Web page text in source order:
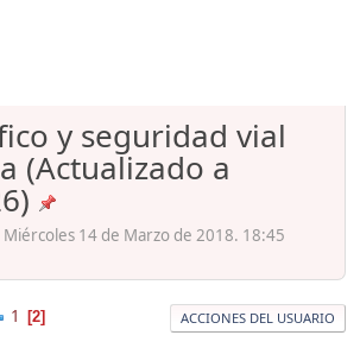
y seguridad vial
(Actualizado a
14 de Marzo de 2018. 18:45
1 2 ACCIONES DEL USUARIO